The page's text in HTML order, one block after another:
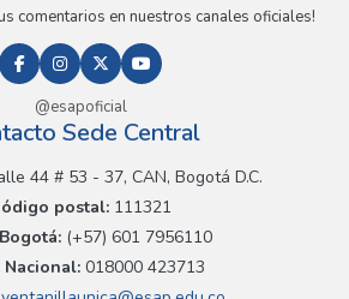
comentarios en nuestros canales oficiales!
@esapoficial
Sede Central
44 # 53 - 37, CAN, Bogotá D.C.
postal: 111321
(+57) 601 7956110
Nacional: 018000 423713